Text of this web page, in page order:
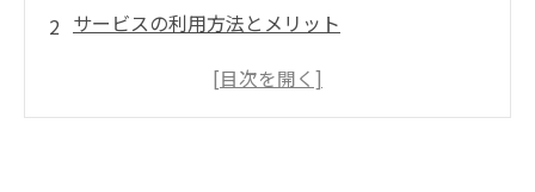
サービスの利用方法とメリット
注意すべきポイント